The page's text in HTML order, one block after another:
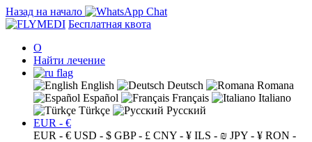
Назад на начало
Бесплатная квота
О
Найти лечение
English Deutsch
Romana
Español
Français
Italiano
Türkçe
Русский
EUR - €
EUR - € USD - $ GBP - £ CNY - ¥ ILS - ₪ JPY - ¥ RON -